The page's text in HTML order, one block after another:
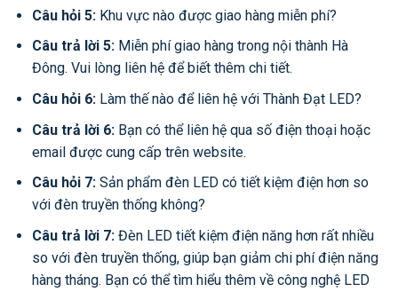
Câu hỏi 5:Khu vực nào được giao hàng miễn phí?
Câu trả lời 5:Miễn phí giao hàng trong nội thành Hà
Đông. Vui lòng liên hệ để biết thêm chi tiết.
Câu hỏi 6:Làm thế nào để liên hệ với Thành Đạt LED?
Câu trả lời 6:Bạn có thể liên hệ qua số điện thoại hoặc
email được cung cấp trên website.
Câu hỏi 7:Sản phẩm đèn LED có tiết kiệm điện hơn so
với đèn truyền thống không?
Câu trả lời 7:Đèn LED tiết kiệm điện năng hơn rất nhiều
so với đèn truyền thống, giúp bạn giảm chi phí điện năng
hàng tháng. Bạn có thể tìm hiểu thêm về công nghệ LED